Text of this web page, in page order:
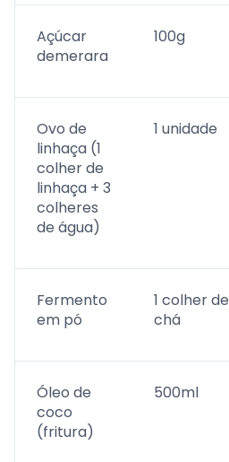
Açúcar
demerara
100g
Ovo de
linhaça (1
colher de
linhaça + 3
colheres
de água)
1 unidade
Fermento
em pó
1 colher de
chá
Óleo de
coco
(fritura)
500ml